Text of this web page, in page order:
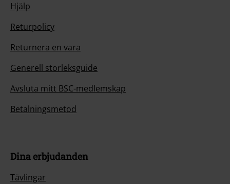
Hjälp
Returpolicy
Returnera en vara
Generell storleksguide
Avsluta mitt BSC-medlemskap
Betalningsmetod
Dina erbjudanden
Tävlingar